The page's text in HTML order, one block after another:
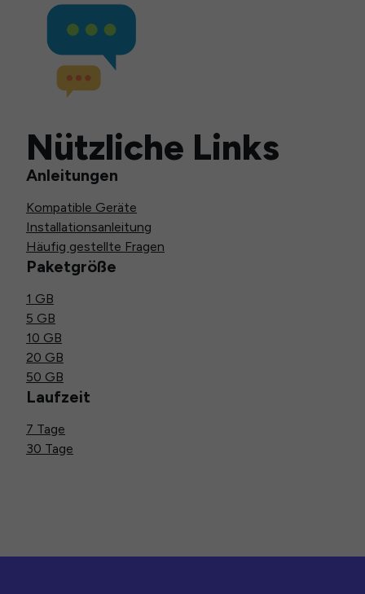
Nützliche Links
Anleitungen
Kompatible Geräte
Installationsanleitung
Häufig gestellte Fragen
Paketgröße
1 GB
5 GB
10 GB
20 GB
50 GB
Laufzeit
7 Tage
30 Tage